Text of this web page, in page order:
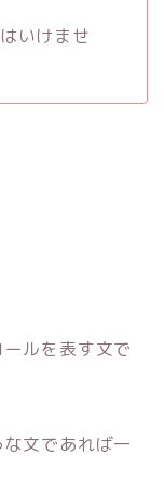
いけませ
ルを表す文で
文であれば一